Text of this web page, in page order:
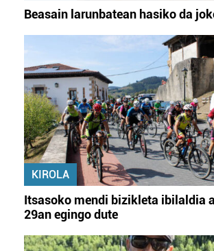
Beasain larunbatean hasiko da
KIROLA
Itsasoko mendi bizikleta ibilaldia
29an egingo dute